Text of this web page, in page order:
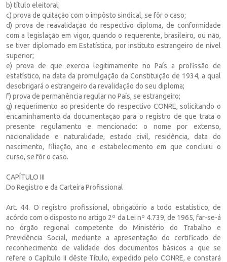
b) título eleitoral;
c) prova de quitação com o impôsto sindical, se fôr o caso;
d) prova de reavalidação do respectivo diploma, de conformidade
com a legislação em vigor, quando o requerente, brasileiro, ou não,
se tiver diplomado em Estatística, por instituto estrangeiro de nível
superior;
e) prova de que exercia legitimamente no País a profissão de
estatístico, na data da promulgação da Constituição de 1934, a qual
desobrigará o estrangeiro da revalidação do seu diploma;
f) prova de permanência regular no País, se estrangeiro;
g) requerimento ao presidente do respectivo CONRE, solicitando o
encaminhamento da documentação para o registro de que trata o
presente regulamento e mencionado: o nome por extenso,
nacionalidade e naturalidade, estado civil, residência, data do
nascimento, filiação, ano e estabelecimento em que concluiu o
curso, se fôr o caso.
CAPÍTULO III
Do Registro e da Carteira Profissional
Art. 44. O registro profissional, obrigatório a todo estatístico, de
acôrdo com o disposto no artigo 2º da Lei nº 4.739, de 1965, far-se-á
no órgão regional competente do Ministério do Trabalho e
Previdência Social, mediante a apresentação do certificado de
reconhecimento de validade dos documentos básicos a que se
refere o Capítulo II dêste Título, expedido pelo CONRE, e constará